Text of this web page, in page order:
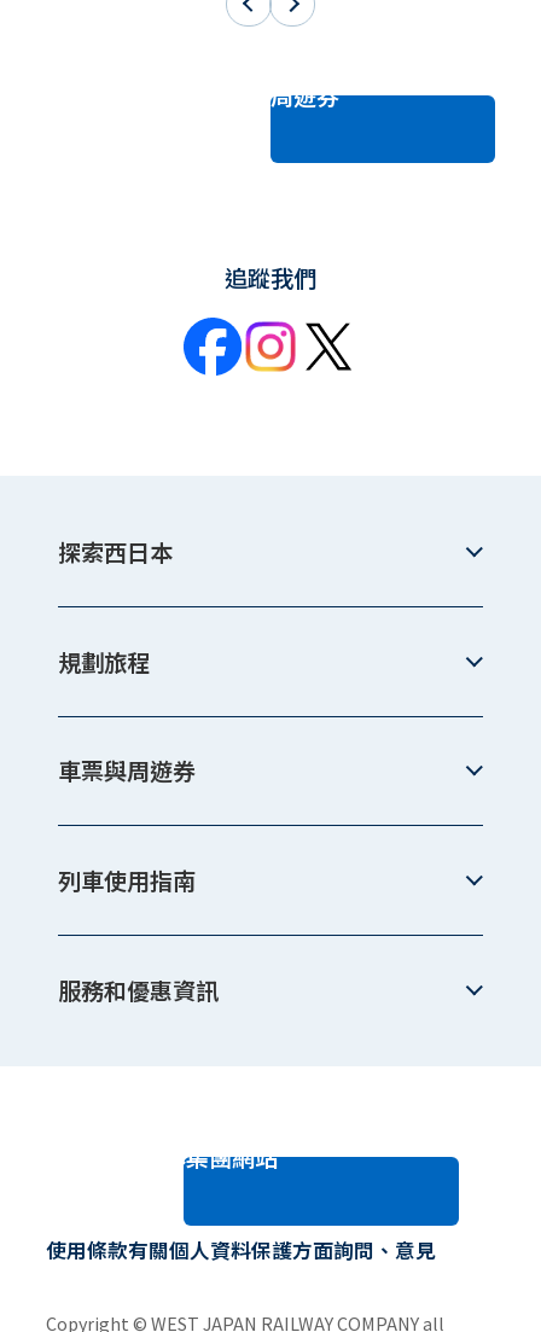
車票與周遊券
追蹤我們
探索西日本
規劃旅程
車票與周遊券
列車使用指南
服務和優惠資訊
JR西日本集團網站
使用條款有關個人資料保護方面詢問、意見
Copyright © WEST JAPAN RAILWAY COMPANY all